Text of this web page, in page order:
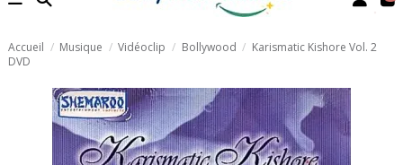
Accueil Musique Vidéoclip Bollywood
Karismatic Kishore Vol. 2
DVD